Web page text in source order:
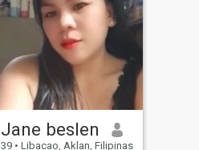
Jane beslen
39 • Libacao, Aklan, Filipinas